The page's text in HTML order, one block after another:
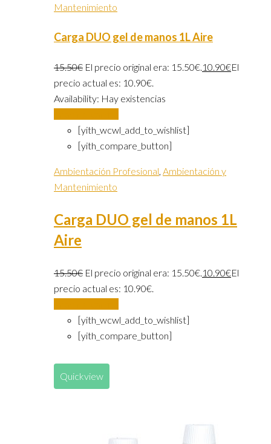
Mantenimiento
Carga DUO gel de manos 1L Aire
15.50€ El precio original era: 15.50€. 10.90€El
precio actual es: 10.90€.
Availability: Hay existencias
[yith_wcwl_add_to_wishlist]
[yith_compare_button]
Ambientación Profesional Ambientación y
Mantenimiento
Carga DUO gel de manos 1L
Aire
15.50€ El precio original era: 15.50€. 10.90€El
precio actual es: 10.90€.
[yith_wcwl_add_to_wishlist]
[yith_compare_button]
Quickview